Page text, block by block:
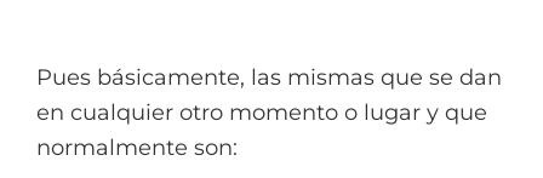
Pues básicamente, las mismas que se dan
en cualquier otro momento o lugar y que
normalmente son: